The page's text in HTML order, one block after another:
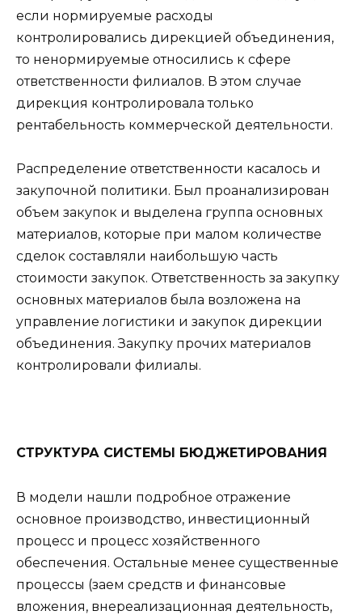
если нормируемые расходы
контролировались дирекцией объединения,
то ненормируемые относились к сфере
ответственности филиалов. В этом случае
дирекция контролировала только
рентабельность коммерческой деятельности.
Распределение ответственности касалось и
закупочной политики. Был проанализирован
объем закупок и выделена группа основных
материалов, которые при малом количестве
сделок составляли наибольшую часть
стоимости закупок. Ответственность за закупку
основных материалов была возложена на
управление логистики и закупок дирекции
объединения. Закупку прочих материалов
контролировали филиалы.
СТРУКТУРА СИСТЕМЫ БЮДЖЕТИРОВАНИЯ
В модели нашли подробное отражение
основное производство, инвестиционный
процесс и процесс хозяйственного
обеспечения. Остальные менее существенные
процессы (заем средств и финансовые
вложения, внереализационная деятельность,